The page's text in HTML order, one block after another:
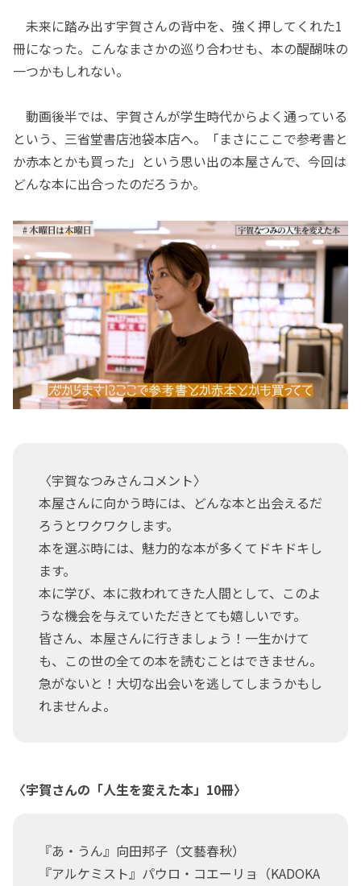
未来に踏み出す宇賀さんの背中を、強く押してくれた1
冊になった。こんなまさかの巡り合わせも、本の醍醐味の
一つかもしれない。
動画後半では、宇賀さんが学生時代からよく通っている
という、三省堂書店池袋本店へ。「まさにここで参考書と
か赤本とかも買った」という思い出の本屋さんで、今回は
どんな本に出合ったのだろうか。
〈宇賀なつみさんコメント〉
本屋さんに向かう時には、どんな本と出会えるだ
ろうとワクワクします。
本を選ぶ時には、魅力的な本が多くてドキドキし
ます。
本に学び、本に救われてきた人間として、このよ
うな機会を与えていただきとても嬉しいです。
皆さん、本屋さんに行きましょう！一生かけて
も、この世の全ての本を読むことはできません。
急がないと！大切な出会いを逃してしまうかもし
れませんよ。
〈宇賀さんの「人生を変えた本」10冊〉
『あ・うん』向田邦子（文藝春秋）
『アルケミスト』パウロ・コエーリョ（KADOKA